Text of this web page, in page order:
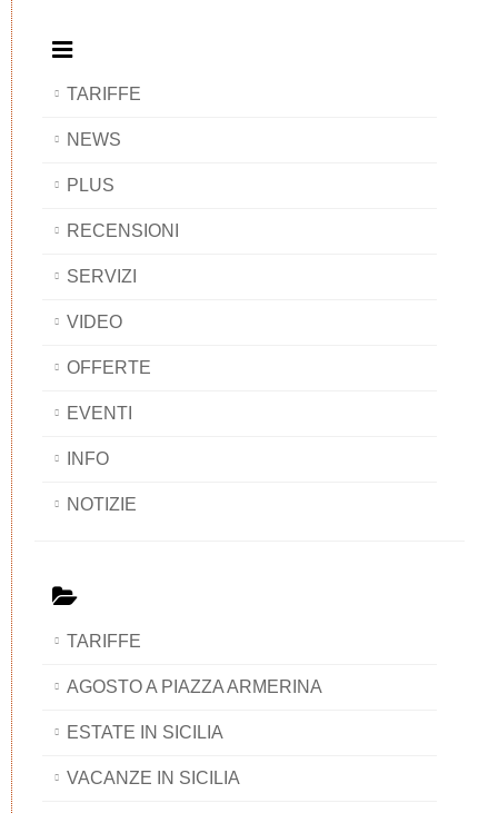
TARIFFE
NEWS
PLUS
RECENSIONI
SERVIZI
VIDEO
OFFERTE
EVENTI
INFO
NOTIZIE
TARIFFE
AGOSTO A PIAZZA ARMERINA
ESTATE IN SICILIA
VACANZE IN SICILIA